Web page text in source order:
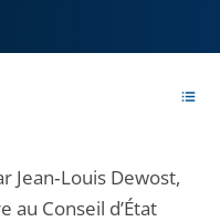
Jean‐Louis Dewost,
Conseil d’État